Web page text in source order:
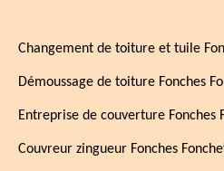
Changement de toiture et tuile
Démoussage de toiture Fonches
Entreprise de couverture Fonches
Couvreur zingueur Fonches